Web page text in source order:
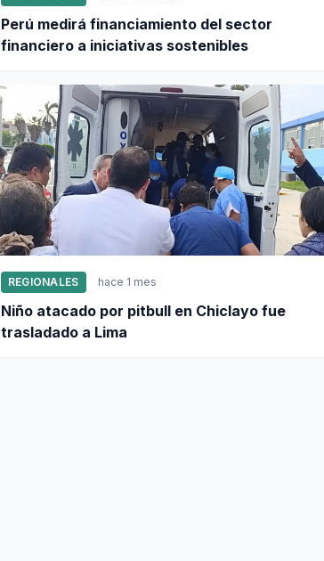
Perú medirá financiamiento del sector
financiero a iniciativas sostenibles
REGIONALES hace 1 mes
Niño atacado por pitbull en Chiclayo fue
trasladado a Lima